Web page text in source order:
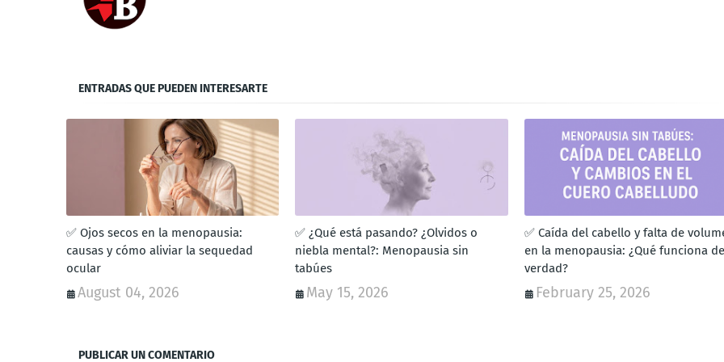
ENTRADAS QUE PUEDEN INTERESARTE
✅ Ojos secos en la menopausia:
causas y cómo aliviar la sequedad
ocular
August 04, 2026
✅ ¿Qué está pasando? ¿Olvidos o
niebla mental?: Menopausia sin
tabúes
May 15, 2026
✅ Caída del cabello y falta de
en la menopausia: ¿Qué funciona de
verdad?
February 25, 2026
PUBLICAR UN COMENTARIO